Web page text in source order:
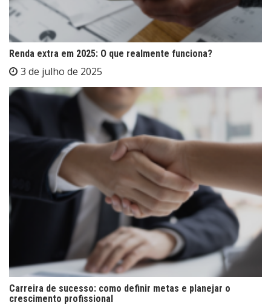
Renda extra em 2025: O que realmente funciona?
3 de julho de 2025
Carreira de sucesso: como definir metas e planejar o
crescimento profissional